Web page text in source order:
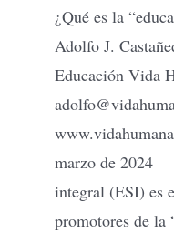
¿Qué es la
Adolfo J.
Educación Vida
marzo de 2024
integral (ESI) es
promotores de la